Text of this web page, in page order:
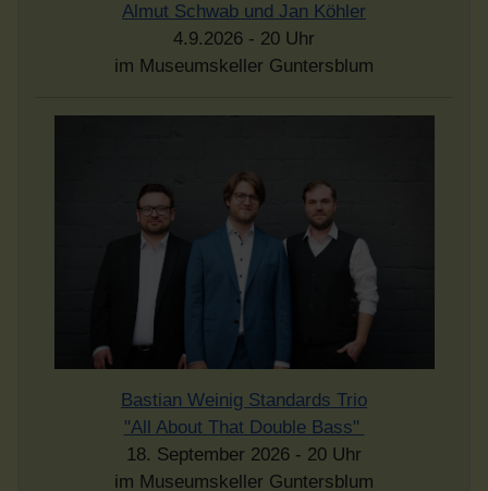
Almut Schwab und Jan Köhler
4.9.2026 - 20 Uhr
im Museumskeller Guntersblum
Bastian Weinig Standards Trio
"All About That Double Bass"
18. September 2026 - 20 Uhr
im Museumskeller Guntersblum